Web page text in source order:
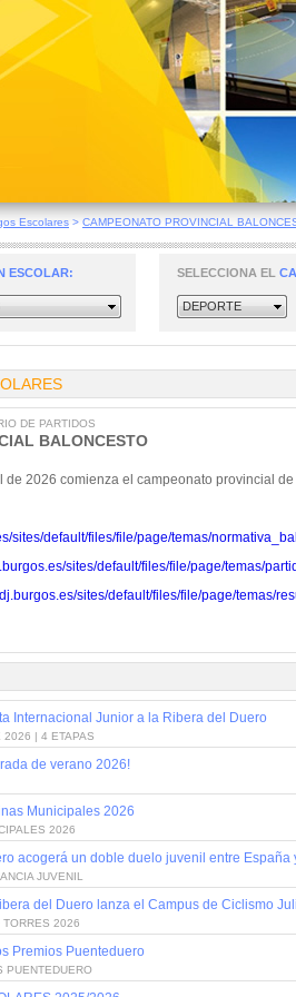
Escolares > CAMPEONATO PROVINCIAL
ESCOLAR: SELECCIONA EL
DEPORTE
DE PARTIDOS
BALONCESTO
de 2026 comienza el campeonato provincial
sites/default/files/file/page/temas/
sites/default/files/file/page/temas/
sites/default/files/file/page/temas/
Internacional Junior a la Ribera del Duero
2026 | 4 ETAPAS
de verano 2026!
Municipales 2026
2026
acogerá un doble duelo juvenil entre
JUVENIL
del Duero lanza el Campus de Ciclismo
TORRES 2026
Premios Puenteduero
PUENTEDUERO